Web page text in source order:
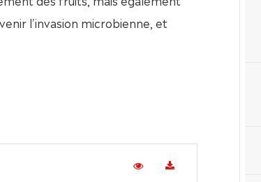
l'invasion microbienne, et